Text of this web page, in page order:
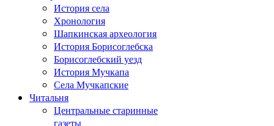
История села
Хронология
Шапкинская археология
История Борисоглебска
Борисоглебский уезд
История Мучкапа
Села Мучкапские
Читальня
Центральные старинные
газеты